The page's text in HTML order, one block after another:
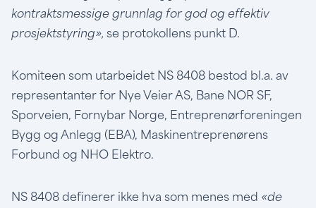
kontraktsmessige grunnlag for god og effektiv
prosjektstyring», se protokollens punkt D.
Komiteen som utarbeidet NS 8408 bestod bl.a. av
representanter for Nye Veier AS, Bane NOR SF,
Sporveien, Fornybar Norge, Entreprenørforeningen
Bygg og Anlegg (EBA), Maskinentreprenørens
Forbund og NHO Elektro.
NS 8408 definerer ikke hva som menes med «de